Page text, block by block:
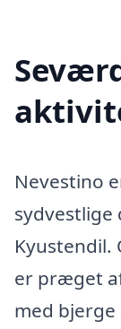
Nevestino
Kyustendil.
er præget
med